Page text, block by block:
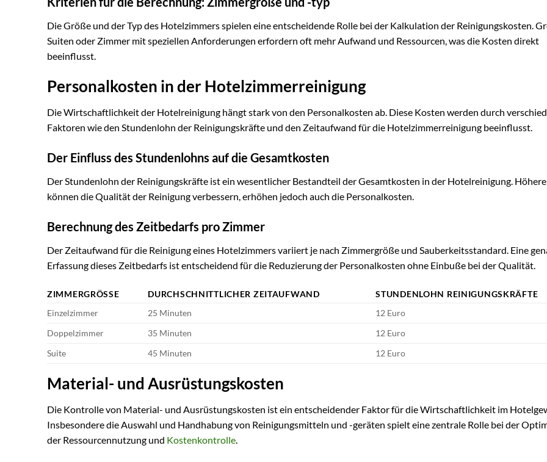
Die Größe und der Typ des Hotelzimmers spielen eine entscheidende Rolle bei der Kalkulation der Reinigungskosten.
Suiten oder Zimmer mit speziellen Anforderungen erfordern oft mehr Aufwand und Ressourcen, was die Kosten direkt
beeinflusst.
Personalkosten in der Hotelzimmerreinigung
Die Wirtschaftlichkeit der Hotelreinigung hängt stark von den Personalkosten ab. Diese Kosten werden durch
Faktoren wie den Stundenlohn der Reinigungskräfte und den Zeitaufwand für die Hotelzimmerreinigung beeinflusst.
Der Einfluss des Stundenlohns auf die Gesamtkosten
Der Stundenlohn der Reinigungskräfte ist ein wesentlicher Bestandteil der Gesamtkosten in der Hotelreinigung.
können die Qualität der Reinigung verbessern, erhöhen jedoch auch die Personalkosten.
Berechnung des Zeitbedarfs pro Zimmer
Der Zeitaufwand für die Reinigung eines Hotelzimmers variiert je nach Zimmergröße und Sauberkeitsstandard. Eine
Erfassung dieses Zeitbedarfs ist entscheidend für die Reduzierung der Personalkosten ohne Einbuße bei der Qualität.
ZIMMERGRÖSSE DURCHSCHNITTLICHER ZEITAUFWAND
STUNDENLOHN REINIGUNGSKRÄFTE
Einzelzimmer
25 Minuten
12 Euro
Doppelzimmer
35 Minuten
12 Euro
Suite
45 Minuten 12 Euro
Material- und Ausrüstungskosten
Die Kontrolle von Material- und Ausrüstungskosten ist ein entscheidender Faktor für die Wirtschaftlichkeit im
Insbesondere die Auswahl und Handhabung von Reinigungsmitteln und -geräten spielt eine zentrale Rolle bei der
der Ressourcennutzung und Kostenkontrolle.